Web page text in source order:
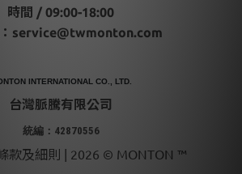
時間 / 09:00-18:00
service@twmonton.com
INTERNATIONAL CO., LTD.
台灣脈騰有限公司
統編：42870556
款及細則 | 2026 © MONTON ™